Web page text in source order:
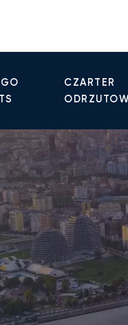
CZARTER